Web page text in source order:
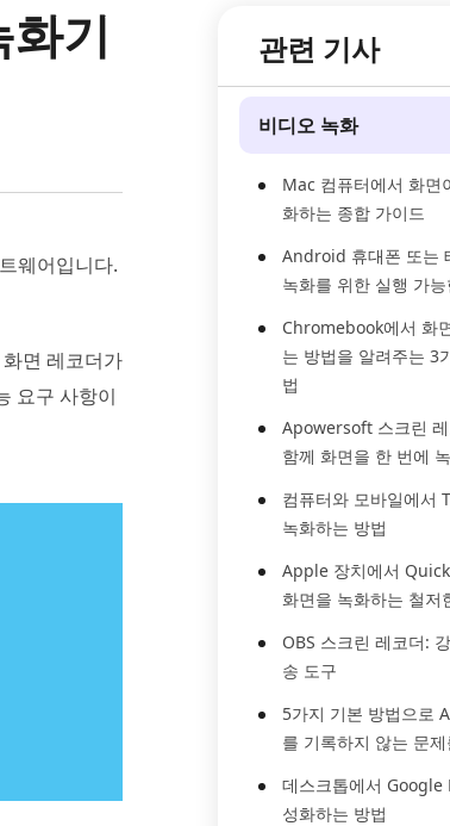
기
웨어입니다.
면 레코더가
요구 사항이
관련 기사
비디오 녹화
Mac 컴퓨터에서 화면
화하는 종합 가이드
Android 휴대폰 또는
녹화를 위한 실행 가능
Chromebook에서 화
는 방법을 알려주는 3
법
Apowersoft 스크린
함께 화면을 한 번에
컴퓨터와 모바일에서
녹화하는 방법
Apple 장치에서
화면을 녹화하는 철저
OBS 스크린 레코더:
송 도구
5가지 기본 방법으로
를 기록하지 않는 문
데스크톱에서
성화하는 방법